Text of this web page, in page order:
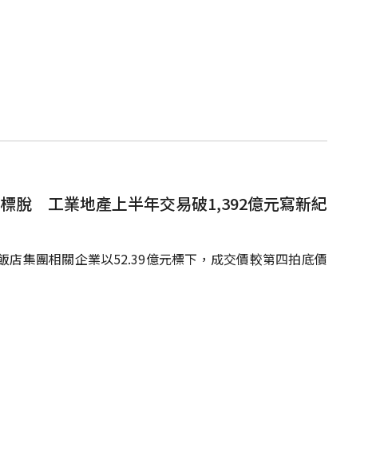
脫 工業地產上半年交易破1,392億元寫新紀
集團相關企業以52.39億元標下，成交價較第四拍底價